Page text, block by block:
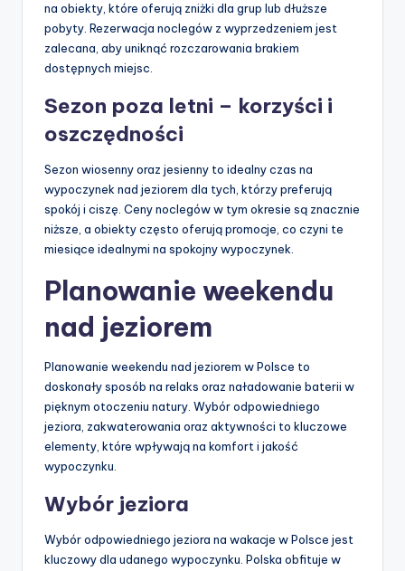
na obiekty, które oferują zniżki dla grup lub dłuższe
pobyty. Rezerwacja noclegów z wyprzedzeniem jest
zalecana, aby uniknąć rozczarowania brakiem
dostępnych miejsc.
Sezon poza letni – korzyści i
oszczędności
Sezon wiosenny oraz jesienny to idealny czas na
wypoczynek nad jeziorem dla tych, którzy preferują
spokój i ciszę. Ceny noclegów w tym okresie są znacznie
niższe, a obiekty często oferują promocje, co czyni te
miesiące idealnymi na spokojny wypoczynek.
Planowanie weekendu
nad jeziorem
Planowanie weekendu nad jeziorem w Polsce to
doskonały sposób na relaks oraz naładowanie baterii w
pięknym otoczeniu natury. Wybór odpowiedniego
jeziora, zakwaterowania oraz aktywności to kluczowe
elementy, które wpływają na komfort i jakość
wypoczynku.
Wybór jeziora
Wybór odpowiedniego jeziora na wakacje w Polsce jest
kluczowy dla udanego wypoczynku. Polska obfituje w